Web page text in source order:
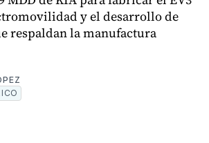
y el desarrollo de
respaldan la manufactura